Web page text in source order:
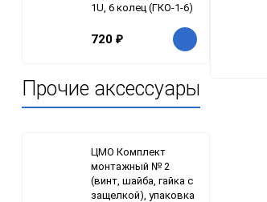
1U, 6 колец (ГКО-1-6)
720 ₽
Прочие аксессуары
ЦМО Комплект
монтажный № 2
(винт, шайба, гайка с
защелкой), упаковка